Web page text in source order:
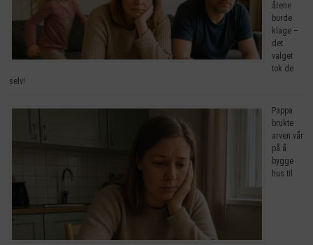
årene
burde
klage –
det
valget
tok de
selv!
Pappa
brukte
arven vår
på å
bygge
hus til